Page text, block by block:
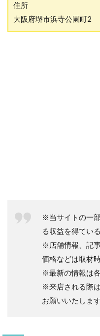
住所
大阪府堺市浜寺公園町2
※当サイトの一
る収益を得てい
※店舗情報、記
価格などは取材
※最新の情報は
※来店される際
お願いいたします